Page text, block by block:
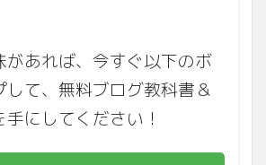
があれば、今すぐ以下のボ
して、無料ブログ教科書＆
にしてください！